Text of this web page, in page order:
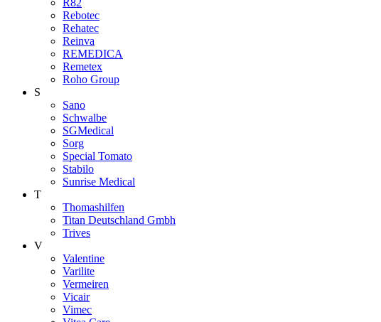
Rebotec
Rehatec
Reinva
REMEDICA
Remetex
Roho Group
S
Sano
Schwalbe
SGMedical
Sorg
Special Tomato
Stabilo
Sunrise Medical
T
Thomashilfen
Titan Deutschland Gmbh
Trives
V
Valentine
Varilite
Vermeiren
Vicair
Vimec